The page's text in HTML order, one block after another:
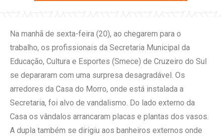
Na manhã de sexta-feira (20), ao chegarem para o
trabalho, os profissionais da Secretaria Municipal da
Educação, Cultura e Esportes (Smece) de Cruzeiro do Sul
se depararam com uma surpresa desagradável. Os
arredores da Casa do Morro, onde está instalada a
Secretaria, foi alvo de vandalismo. Do lado externo da
Casa os vândalos arrancaram placas e plantas dos vasos.
A dupla também se dirigiu aos banheiros externos onde